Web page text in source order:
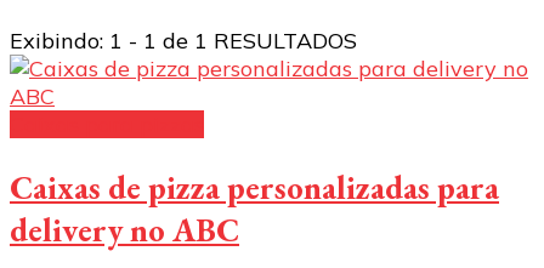
Exibindo: 1 - 1 de 1 RESULTADOS
Caixas de pizza personalizadas para
delivery no ABC